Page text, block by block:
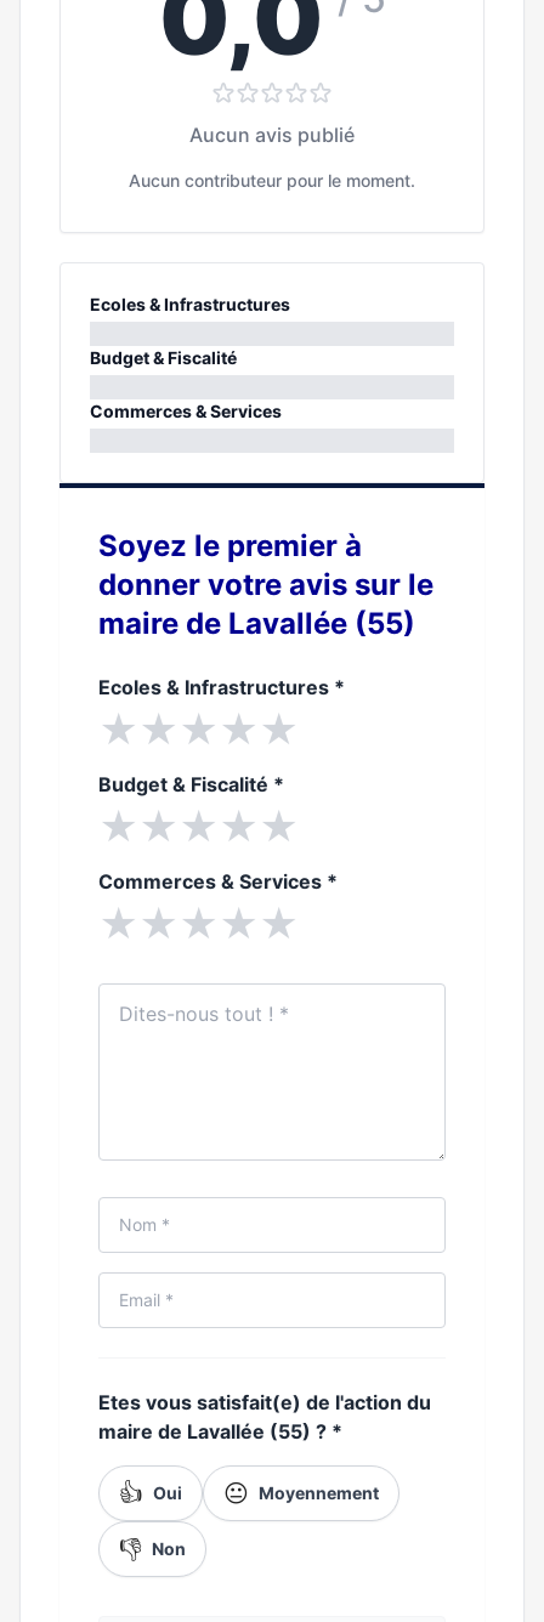
Aucun avis publié
Aucun contributeur pour le moment.
Ecoles & Infrastructures
0%
Budget & Fiscalité
0%
Commerces & Services
Soyez le premier à
donner votre avis sur le
maire de Lavallée (55)
Ecoles & Infrastructures *
★★★★★
Budget & Fiscalité *
★★★★★
Commerces & Services *
★★★★★
Etes vous satisfait(e) de l'action du
maire de Lavallée (55) ? *
👍 Oui 😐 Moyennement
👎 Non